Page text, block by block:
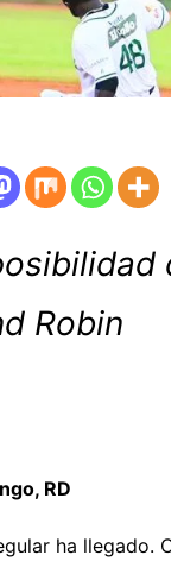
Robin
RD
ha llegado.